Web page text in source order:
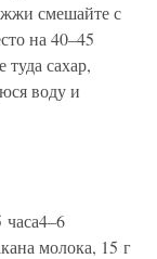
смешайте с
на 40–45
туда сахар,
воду и
молока, 15 г